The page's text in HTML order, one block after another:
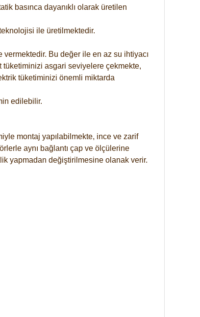
basınca dayanıklı olarak üretilen
ile üretilmektedir.
vermektedir. Bu değer ile en az su ihtiyacı
tüketiminizi asgari seviyelere çekmekte,
tüketiminizi önemli miktarda
edilebilir.
montaj yapılabilmekte, ince ve zarif
aynı bağlantı çap ve ölçülerine
yapmadan değiştirilmesine olanak verir.